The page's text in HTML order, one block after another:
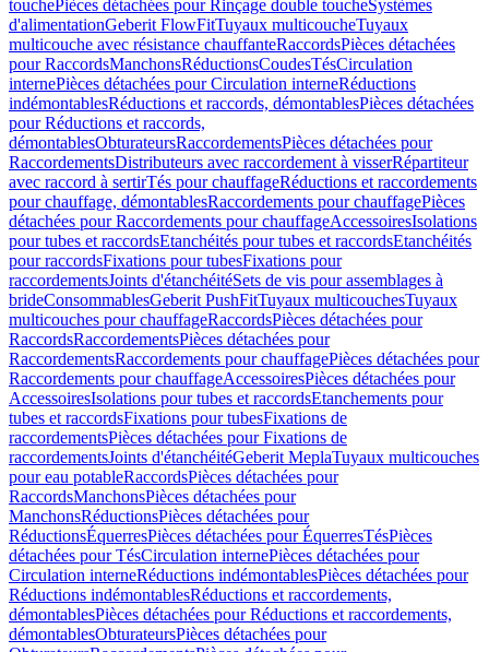
touchePièces détachées pour Rinçage double toucheSystèmes
d'alimentationGeberit FlowFitTuyaux multicoucheTuyaux
multicouche avec résistance chauffanteRaccordsPièces détachées
pour RaccordsManchonsRéductionsCoudesTésCirculation
internePièces détachées pour Circulation interneRéductions
indémontablesRéductions et raccords, démontablesPièces détachées
pour Réductions et raccords,
démontablesObturateursRaccordementsPièces détachées pour
RaccordementsDistributeurs avec raccordement à visserRépartiteur
avec raccord à sertirTés pour chauffageRéductions et raccordements
pour chauffage, démontablesRaccordements pour chauffagePièces
détachées pour Raccordements pour chauffageAccessoiresIsolations
pour tubes et raccordsEtanchéités pour tubes et raccordsEtanchéités
pour raccordsFixations pour tubesFixations pour
raccordementsJoints d'étanchéitéSets de vis pour assemblages à
brideConsommablesGeberit PushFitTuyaux multicouchesTuyaux
multicouches pour chauffageRaccordsPièces détachées pour
RaccordsRaccordementsPièces détachées pour
RaccordementsRaccordements pour chauffagePièces détachées pour
Raccordements pour chauffageAccessoiresPièces détachées pour
AccessoiresIsolations pour tubes et raccordsEtanchements pour
tubes et raccordsFixations pour tubesFixations de
raccordementsPièces détachées pour Fixations de
raccordementsJoints d'étanchéitéGeberit MeplaTuyaux multicouches
pour eau potableRaccordsPièces détachées pour
RaccordsManchonsPièces détachées pour
ManchonsRéductionsPièces détachées pour
RéductionsÉquerresPièces détachées pour ÉquerresTésPièces
détachées pour TésCirculation internePièces détachées pour
Circulation interneRéductions indémontablesPièces détachées pour
Réductions indémontablesRéductions et raccordements,
démontablesPièces détachées pour Réductions et raccordements,
démontablesObturateursPièces détachées pour